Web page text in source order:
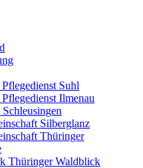
Suhl
Ilmenau
Silberglanz
Thüringer
Thüringer Waldblick